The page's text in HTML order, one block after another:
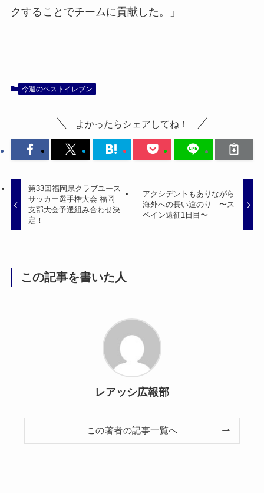
クすることでチームに貢献した。」
今週のベストイレブン
よかったらシェアしてね！
第33回福岡県クラブユース
サッカー選手権大会 福岡
支部大会予選組み合わせ決
定！
アクシデントもありながら
海外への長い道のり 〜ス
ペイン遠征1日目〜
この記事を書いた人
レアッシ広報部
この著者の記事一覧へ